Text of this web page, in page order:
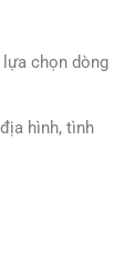
chọn dòng
hình, tình